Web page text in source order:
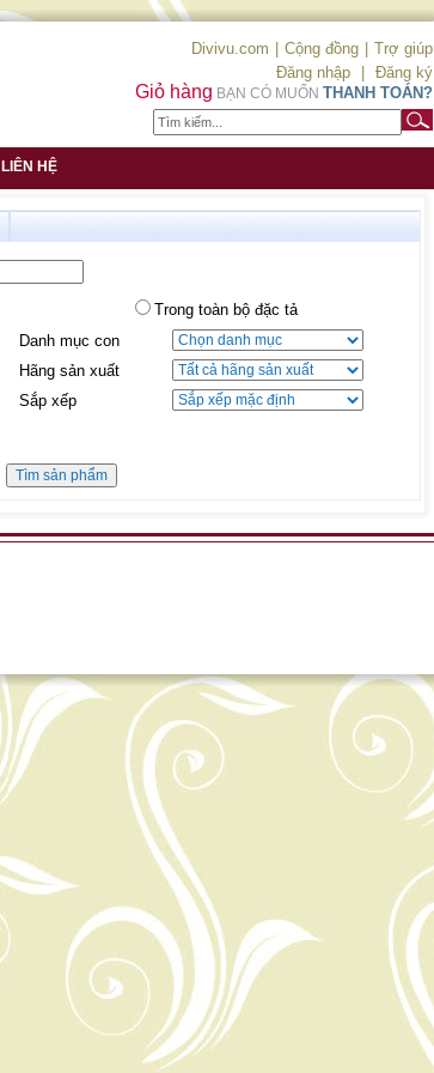
Divivu.com Cộng đồng
Trợ giúp
Đăng nhập
Đăng ký
Giỏ hàng BẠN CÓ MUỐN THANH TOÁN?
LIÊN HỆ
Trong toàn bộ đặc tả
Danh mục con
Hãng sản xuất
Sắp xếp